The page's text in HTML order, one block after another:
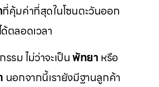
ที่คุ้มค่าที่สุดในโซนตะวันออก
ตลอดเวลา
รม ไม่ว่าจะเป็นพัทยาหรือ
นอกจากนี้เรายังมีฐานลูกค้า